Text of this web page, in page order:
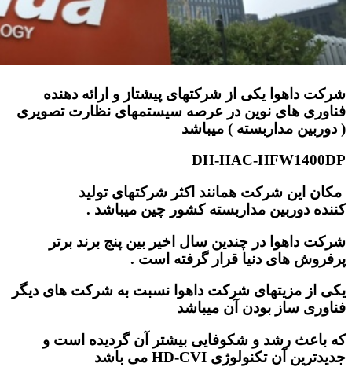
شرکت داهوا یکی از شرکتهای پیشتاز و ارائه دهنده
فناوری های نوین در عرصه سیستمهای نظارت تصویری
( دوربین مداربسته ) میباشد
DH-HAC-HFW1400DP
مکان این شرکت همانند اکثر شرکتهای تولید
کننده دوربین مداربسته کشور چین میباشد .
شرکت داهوا در چندین سال اخیر بین پنج برند برتر
پرفروش های دنیا قرار گرفته است .
یکی از مزیتهای شرکت داهوا نسبت به شرکت های دیگر
فناوری ساز بودن آن میباشد
که باعث رشد و شکوفایی بیشتر آن گردیده است و
جدیدترین آن تکنولوژی HD-CVI می باشد